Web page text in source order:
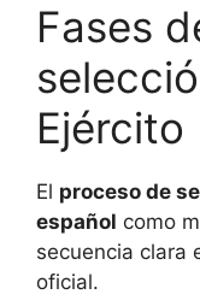
Fases
Ejército
El proceso de
español como
secuencia clara
oficial.